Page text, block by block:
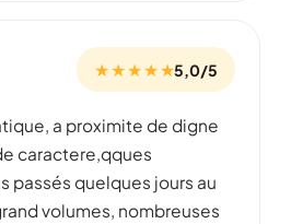
★ ★ ★ ★ ★5,0/5
a proximite de digne
caractere,qques
passés quelques jours au
volumes, nombreuses